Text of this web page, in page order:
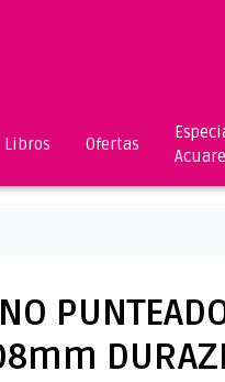
Libros Ofertas